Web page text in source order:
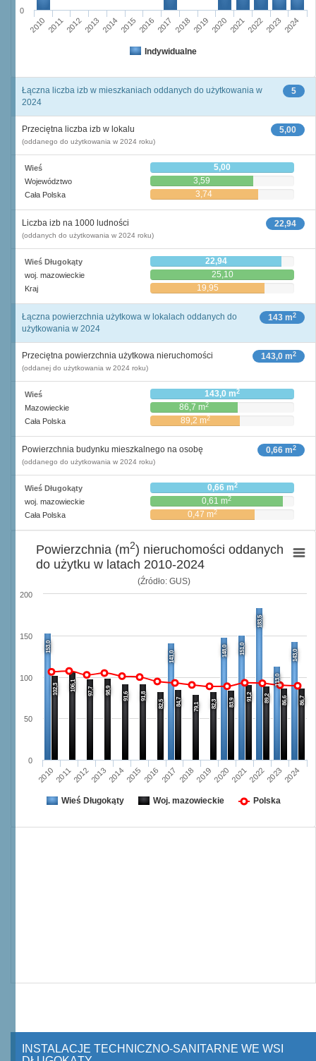
Indywidualne
2010 201120122013 2014 2015 2016 2017 2018 2019 2020 202120222023 2024
0
5
Łączna liczba izb w mieszkaniach oddanych do użytkowania w
2024
5,00
Przeciętna liczba izb w lokalu
(oddanego do użytkowania w 2024 roku)
Wieś 5,00
Województwo 3,59
Cała Polska 3,74
22,94
Liczba izb na 1000 ludności
(oddanych do użytkowania w 2024 roku)
Wieś Długokąty 22,94
woj. mazowieckie 25,10
Kraj 19,95
143 m2
Łączna powierzchnia użytkowa w lokalach oddanych do
użytkowania w 2024
143,0 m2
Przeciętna powierzchnia użytkowa nieruchomości
(oddanej do użytkowania w 2024 roku)
Wieś 143,0 m2
Mazowieckie 86,7 m2
Cała Polska 89,2 m2
0,66 m2
Powierzchnia budynku mieszkalnego na osobę
(oddanego do użytkowania w 2024 roku)
Wieś Długokąty 0,66 m2
woj. mazowieckie 0,61 m2
Cała Polska 0,47 m2
(Źródło: GUS)
153,0
141,0 148,0 151,0
183,5
113,0
143,0
102,3 106,1 97,7 98,9
91,6 91,8
82,5 84,7 79,1 82,3 83,9
91,2 89,2 86,6 86,7
201020112012201320142015 2016 2017 2018201920202021202220232024
0
50
100
150
200
Powierzchnia (m2) nieruchomości oddanych
do użytku w latach 2010-2024
Wieś Długokąty Woj. mazowieckie Polska
INSTALACJE TECHNICZNO-SANITARNE WE WSI